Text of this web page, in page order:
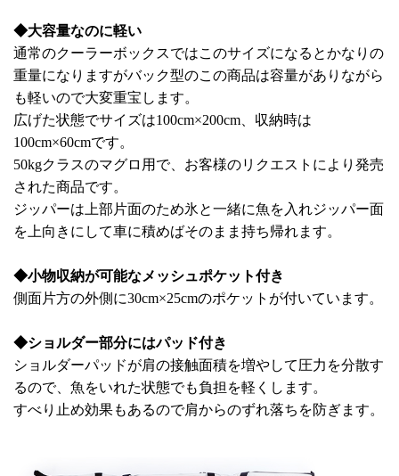
◆大容量なのに軽い
通常のクーラーボックスではこのサイズになるとかなりの
重量になりますがバック型のこの商品は容量がありながら
も軽いので大変重宝します。
広げた状態でサイズは100cm×200cm、収納時は
100cm×60cmです。
50kgクラスのマグロ用で、お客様のリクエストにより発売
された商品です。
ジッパーは上部片面のため氷と一緒に魚を入れジッパー面
を上向きにして車に積めばそのまま持ち帰れます。
◆小物収納が可能なメッシュポケット付き
側面片方の外側に30cm×25cmのポケットが付いています。
◆ショルダー部分にはパッド付き
ショルダーパッドが肩の接触面積を増やして圧力を分散す
るので、魚をいれた状態でも負担を軽くします。
すべり止め効果もあるので肩からのずれ落ちを防ぎます。